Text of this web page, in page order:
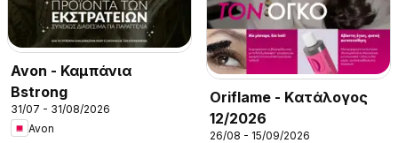
Avon - Καμπάνια
Bstrong
31/07 - 31/08/2026
Avon
Oriflame - Kατάλογος
12/2026
26/08 - 15/09/2026